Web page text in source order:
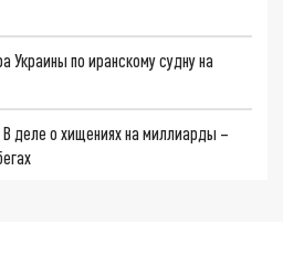
Украины по иранскому судну на
деле о хищениях на миллиарды –